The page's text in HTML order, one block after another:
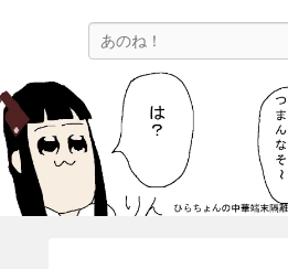
ひらちょんの中
ほたがページ上部にある検索バーを